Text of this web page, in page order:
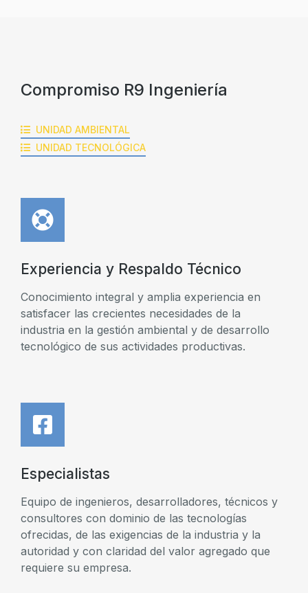
Compromiso R9 Ingeniería
UNIDAD AMBIENTAL
UNIDAD TECNOLÓGICA
Experiencia y Respaldo Técnico
Conocimiento integral y amplia experiencia en
satisfacer las crecientes necesidades de la
industria en la gestión ambiental y de desarrollo
tecnológico de sus actividades productivas.
Especialistas
Equipo de ingenieros, desarrolladores, técnicos y
consultores con dominio de las tecnologías
ofrecidas, de las exigencias de la industria y la
autoridad y con claridad del valor agregado que
requiere su empresa.